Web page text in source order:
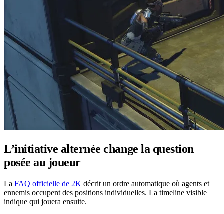
L’initiative alternée change la question
posée au joueur
La FAQ officielle de 2K décrit un ordre automatique où agents et
ennemis occupent des positions individuelles. La timeline visible
indique qui jouera ensuite.